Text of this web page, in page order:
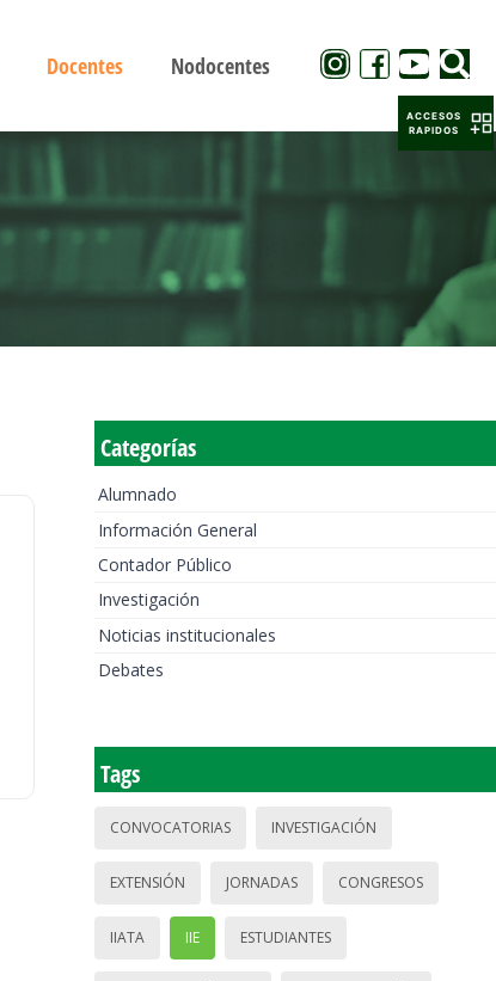
Docentes Nodocentes
Categorías
Alumnado
Información General
Contador Público
Investigación
Noticias institucionales
Debates
Tags
CONVOCATORIAS INVESTIGACIÓN
EXTENSIÓN JORNADAS CONGRESOS
IIATA IIE ESTUDIANTES
ACCESOS
RAPIDOS